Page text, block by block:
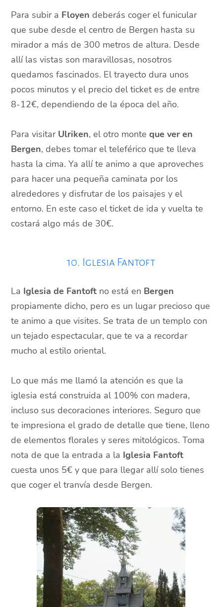
Para subir a Floyen deberás coger el funicular
que sube desde el centro de Bergen hasta su
mirador a más de 300 metros de altura. Desde
allí las vistas son maravillosas, nosotros
quedamos fascinados. El trayecto dura unos
pocos minutos y el precio del ticket es de entre
8-12€, dependiendo de la época del año.
Para visitar Ulriken, el otro monteque ver en
Bergen, debes tomar el teleférico que te lleva
hasta la cima. Ya allí te animo a que aproveches
para hacer una pequeña caminata por los
alrededores y disfrutar de los paisajes y el
entorno. En este caso el ticket de ida y vuelta te
costará algo más de 30€.
10. Iglesia Fantoft
La Iglesia de Fantoft no está en Bergen
propiamente dicho, pero es un lugar precioso que
te animo a que visites. Se trata de un templo con
un tejado espectacular, que te va a recordar
mucho al estilo oriental.
Lo que más me llamó la atención es que la
iglesia está construida al 100% con madera,
incluso sus decoraciones interiores. Seguro que
te impresiona el grado de detalle que tiene, lleno
de elementos florales y seres mitológicos. Toma
nota de que la entrada a la Iglesia Fantoft
cuesta unos 5€ y que para llegar allí solo tienes
que coger el tranvía desde Bergen.